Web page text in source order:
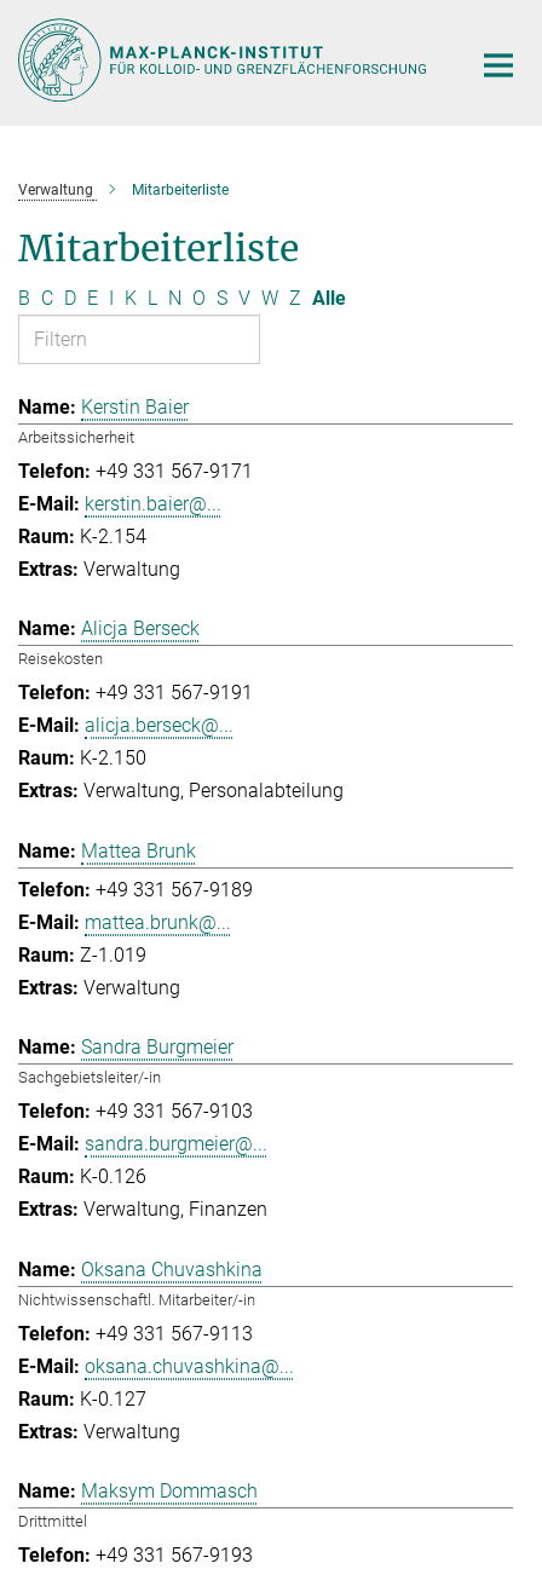
Hauptinhalt
Verwaltung Mitarbeiterliste
Mitarbeiterliste
B C D E I K L N O S V W Z Alle
Kerstin Baier
Arbeitssicherheit
+49 331 567-9171
kerstin.baier@...
K-2.154
Verwaltung
Alicja Berseck
Reisekosten
+49 331 567-9191
alicja.berseck@...
K-2.150
Verwaltung Personalabteilung
Mattea Brunk
+49 331 567-9189
mattea.brunk@...
Z-1.019
Verwaltung
Sandra Burgmeier
Sachgebietsleiter/-in
+49 331 567-9103
sandra.burgmeier@...
K-0.126
Verwaltung Finanzen
Oksana Chuvashkina
Nichtwissenschaftl. Mitarbeiter/-in
+49 331 567-9113
oksana.chuvashkina@...
K-0.127
Verwaltung
Maksym Dommasch
Drittmittel
+49 331 567-9193